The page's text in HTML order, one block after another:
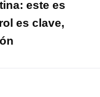
este es
es clave,